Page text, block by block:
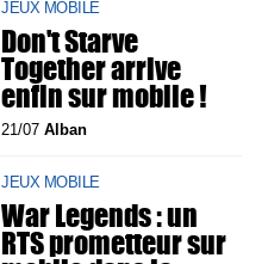
JEUX MOBILE
Don't Starve
Together arrive
enfin sur mobile !
21/07Alban
JEUX MOBILE
War Legends : un
RTS prometteur sur